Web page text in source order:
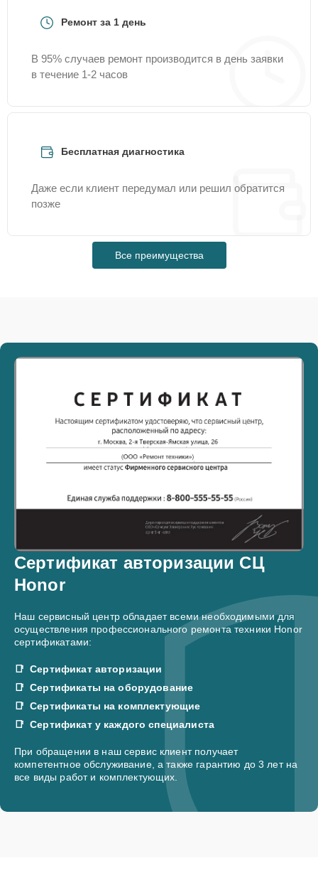
Ремонт за 1 день
В 95% случаев ремонт производится в день заявки
в течение 1-2 часов
Бесплатная диагностика
Даже если клиент передумал или решил обратится
позже
Все преимущества
Сертификат авторизации СЦ
Honor
Наш сервисный центр обладает всеми необходимыми для
осуществления профессионального ремонта техники Honor
сертификатами:
Сертификат авторизации
Сертификаты на оборудование
Сертификаты на комплектующие
Сертификат у каждого специалиста
При обращении в наш сервис клиент получает
компетентное обслуживание, а также гарантию до 3 лет на
все виды работ и комплектующих.